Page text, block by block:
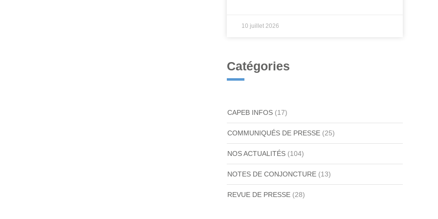
10 juillet 2026
Catégories
CAPEB INFOS(17)
COMMUNIQUÉS DE PRESSE(25)
NOS ACTUALITÉS(104)
NOTES DE CONJONCTURE(13)
REVUE DE PRESSE(28)